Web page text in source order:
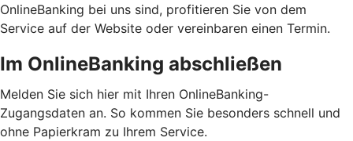
OnlineBanking bei uns sind, profitieren Sie von dem
Service auf der Website oder vereinbaren einen Termin.
Im OnlineBanking abschließen
Melden Sie sich hier mit Ihren OnlineBanking-
Zugangsdaten an. So kommen Sie besonders schnell und
ohne Papierkram zu Ihrem Service.